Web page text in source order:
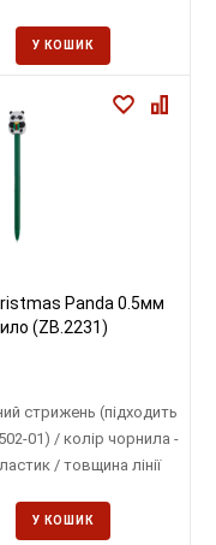
У КОШИК
Panda 0.5мм
(ZB.2231)
стрижень (підходить
01) / колір чорнила -
/ товщина лінії
У КОШИК